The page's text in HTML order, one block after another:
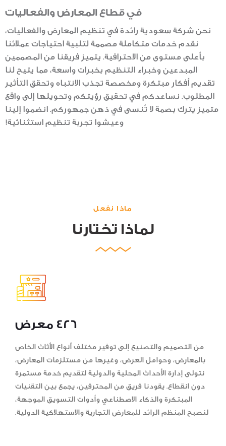
في قطاع المعارض والفعاليات
نحن شركة سعودية رائدة في تنظيم المعارض والفعاليات،
نقدم خدمات متكاملة مصممة لتلبية احتياجات عملائنا
بأعلى مستوى من الاحترافية. يتميز فريقنا من المصممين
المبدعين وخبراء التنظيم بخبرات واسعة، مما يتيح لنا
تقديم أفكار مبتكرة ومخصصة تجذب الانتباه وتحقق التأثير
المطلوب. نساعدكم في تحقيق رؤيتكم وتحويلها إلى واقع
متميز يترك بصمة لا تُنسى في ذهن جمهوركم. انضموا إلينا
وعيشوا تجربة تنظيم استثنائية!
ماذا نفعل
لماذا تختارنا
426 معرض
من التصميم والتصنيع إلى توفير مختلف أنواع الأثاث الخاص
بالمعارض، وحوامل العرض، وغيرها من مستلزمات المعارض،
نتولى إدارة الأحداث المحلية والدولية لتقديم خدمة مستمرة
دون انقطاع. يقودنا فريق من المحترفين، يجمع بين التقنيات
المبتكرة والذكاء الاصطناعي وأدوات التسويق الموجهة،
لنصبح المنظم الرائد للمعارض التجارية والاستهلاكية الدولية.